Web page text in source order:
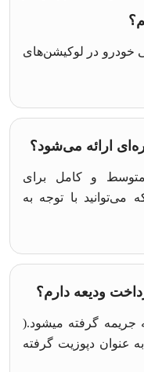
خودرو در لوکیشن‌های
متوسط و کامل برای
می‌توانید با توجه به
جریمه گرفته میشود.(
عنوان دپوزیت گرفته